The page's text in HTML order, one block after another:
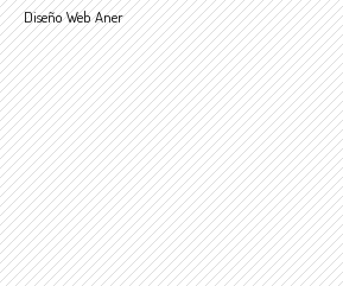
Diseño Web Aner